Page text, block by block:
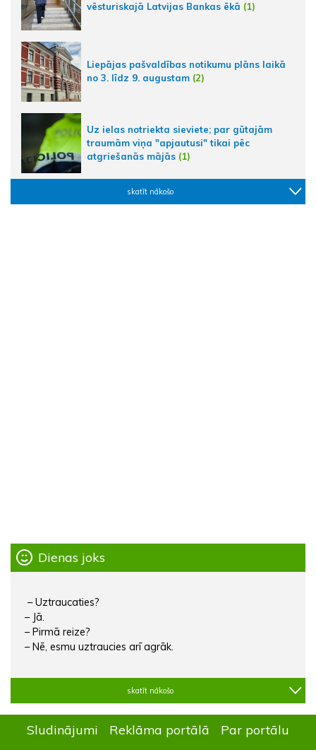
vēsturiskajā Latvijas Bankas ēkā (1)
Liepājas pašvaldības notikumu plāns laikā
no 3. līdz 9. augustam (2)
Uz ielas notriekta sieviete; par gūtajām
traumām viņa "apjautusi" tikai pēc
atgriešanās mājās (1)
skatīt nākošo
Dienas joks
– Uztraucaties?
– Jā.
– Pirmā reize?
– Nē, esmu uztraucies arī agrāk.
skatīt nākošo
Sludinājumi Reklāma portālā Par portālu